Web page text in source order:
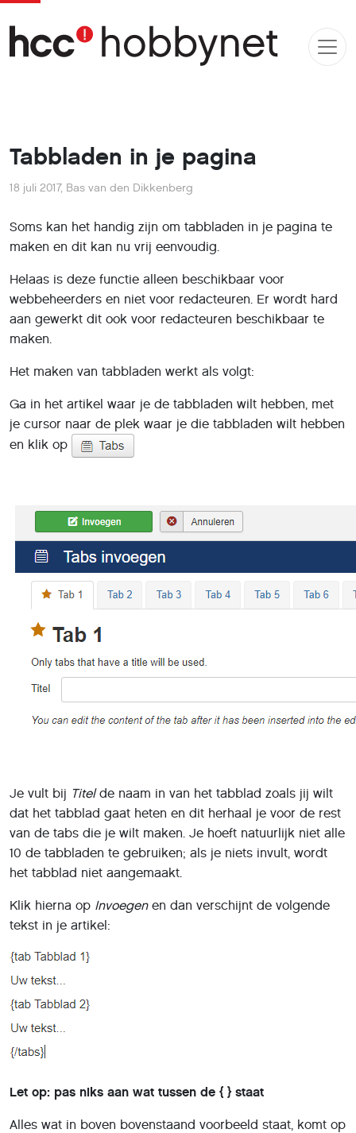
Tabbladen in je pagina
18 juli 2017, Bas van den Dikkenberg
Soms kan het handig zijn om tabbladen in je pagina te
maken en dit kan nu vrij eenvoudig.
Helaas is deze functie alleen beschikbaar voor
webbeheerders en niet voor redacteuren. Er wordt hard
aan gewerkt dit ook voor redacteuren beschikbaar te
maken.
Het maken van tabbladen werkt als volgt:
Ga in het artikel waar je de tabbladen wilt hebben, met
je cursor naar de plek waar je die tabbladen wilt hebben
en klik op
Je vult bij Titelde naam in van het tabblad zoals jij wilt
dat het tabblad gaat heten en dit herhaal je voor de rest
van de tabs die je wilt maken. Je hoeft natuurlijk niet alle
10 de tabbladen te gebruiken; als je niets invult, wordt
het tabblad niet aangemaakt.
Klik hierna op Invoegenen dan verschijnt de volgende
tekst in je artikel:
Let op: pas niks aan wat tussen de { } staat
Alles wat in boven bovenstaand voorbeeld staat, komt op